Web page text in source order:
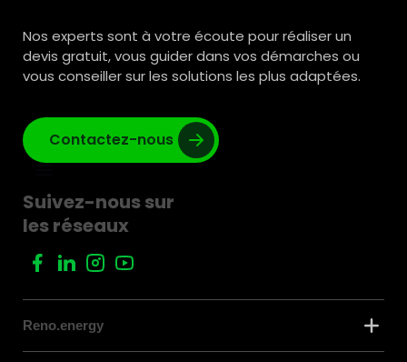
Nos experts sont à votre écoute pour réaliser un
devis gratuit, vous guider dans vos démarches ou
vous conseiller sur les solutions les plus adaptées.
Contactez-nous
Suivez-nous sur
les réseaux
Reno.energy